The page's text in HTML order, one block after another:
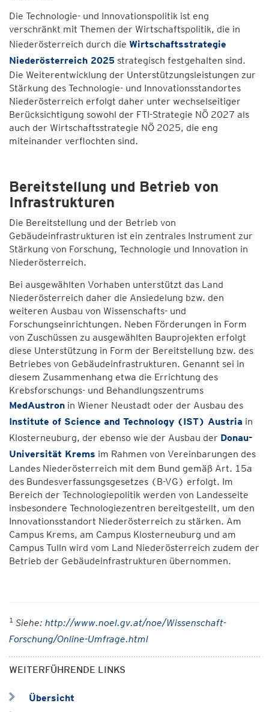
Die Technologie- und Innovationspolitik ist eng
verschränkt mit Themen der Wirtschaftspolitik, die in
Niederösterreich durch die Wirtschaftsstrategie
Niederösterreich 2025 strategisch festgehalten sind.
Die Weiterentwicklung der Unterstützungsleistungen zur
Stärkung des Technologie- und Innovationsstandortes
Niederösterreich erfolgt daher unter wechselseitiger
Berücksichtigung sowohl der FTI-Strategie NÖ 2027 als
auch der Wirtschaftsstrategie NÖ 2025, die eng
miteinander verflochten sind.
Bereitstellung und Betrieb von
Infrastrukturen
Die Bereitstellung und der Betrieb von
Gebäudeinfrastrukturen ist ein zentrales Instrument zur
Stärkung von Forschung, Technologie und Innovation in
Niederösterreich.
Bei ausgewählten Vorhaben unterstützt das Land
Niederösterreich daher die Ansiedelung bzw. den
weiteren Ausbau von Wissenschafts- und
Forschungseinrichtungen. Neben Förderungen in Form
von Zuschüssen zu ausgewählten Bauprojekten erfolgt
diese Unterstützung in Form der Bereitstellung bzw. des
Betriebes von Gebäudeinfrastrukturen. Genannt sei in
diesem Zusammenhang etwa die Errichtung des
Krebsforschungs- und Behandlungszentrums
MedAustron in Wiener Neustadt oder der Ausbau des
Institute of Science and Technology (IST) Austria in
Klosterneuburg, der ebenso wie der Ausbau der Donau-
Universität Krems im Rahmen von Vereinbarungen des
Landes Niederösterreich mit dem Bund gemäß Art. 15a
des Bundesverfassungsgesetzes (B-VG) erfolgt. Im
Bereich der Technologiepolitik werden von Landesseite
insbesondere Technologiezentren bereitgestellt, um den
Innovationsstandort Niederösterreich zu stärken. Am
Campus Krems, am Campus Klosterneuburg und am
Campus Tulln wird vom Land Niederösterreich zudem der
Betrieb der Gebäudeinfrastrukturen übernommen.
1 Siehe: http://www.noel.gv.at/noe/Wissenschaft-
Forschung/Online-Umfrage.html
WEITERFÜHRENDE LINKS
Übersicht